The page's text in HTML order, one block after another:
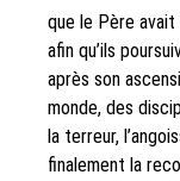
que le Père
afin qu’ils
après son
monde, des
la terreur,
finalement la